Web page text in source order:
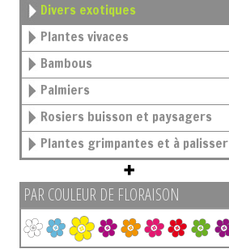
Divers exotiques
Plantes vivaces
Bambous
Palmiers
Rosiers buisson et paysagers
Plantes grimpantes et à palisser
PAR COULEUR DE FLORAISON